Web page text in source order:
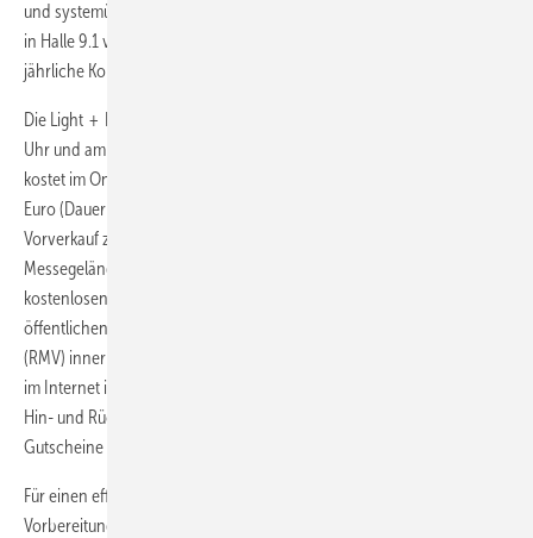
und systemübergreifend vernetzt. Parallel zur Light + Building findet
in Halle 9.1 vom 19. bis 23. März 2018 das Intersec-Forum statt, die
jährliche Konferenz für vernetzte Sicherheitstechnik.
Die Light + Building ist Sonntag bis Donnerstag von 9.00 bis 18.00
Uhr und am Freitag von 9.00 bis 17.00 Uhr geöffnet. Eine Tageskarte
kostet im Online-Vorverkauf 17,00 Euro, an der Tageskasse 19,00
Euro (Dauerkarte: 35,00 bzw. 40,00 Euro). In jedem Fall ist der Online-
Vorverkauf zu empfehlen, um Wartezeiten beim Zugang zum
Messegelände zu vermeiden. Die Eintrittskarten beinhalten die
kostenlosen Fahrten zur Messe Frankfurt und zurück mit den
öffentlichen Verkehrsmitteln des Rhein-Main-Verkehrsverbunds
(RMV) innerhalb des gesamten Tarifgebiets. Gutscheinkarten müssen
im Internet in eine Eintrittskarte getauscht werden, um den RMV zur
Hin- und Rückfahrt zur Messe nutzen können und nur umgetauschte
Gutscheine sind einlassberechtigt.
Für einen effektiven Messebesuch der Light + Building ist eine gute
Vorbereitung wichtig. Bei einem voll belegten Messegelände, über